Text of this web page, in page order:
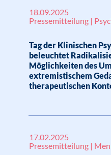
18.09.2025
Pressemitteilung |
Tag der Klinischen
beleuchtet
Möglichkeiten des
extremistischem
therapeutischen
17.02.2025
Pressemitteilung |